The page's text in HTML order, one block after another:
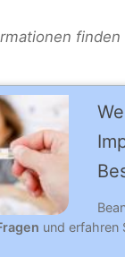
finden
und erfahren